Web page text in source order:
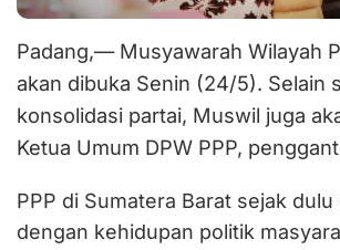
Padang,— Musyawarah Wilayah
akan dibuka Senin (24/5). Selain
konsolidasi partai, Muswil juga
Ketua Umum DPW PPP,
PPP di Sumatera Barat sejak
dengan kehidupan politik